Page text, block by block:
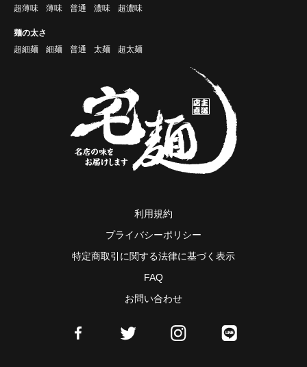
超薄味
薄味 普通 濃味 超濃味
麺の太さ
超細麺
細麺 普通 太麺 超太麺
利用規約
プライバシーポリシー
特定商取引に関する法律に基づく表示
FAQ
お問い合わせ